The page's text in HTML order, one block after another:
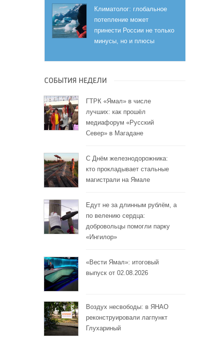
Климатолог: глобальное
потепление может
принести России не только
минусы, но и плюсы
СОБЫТИЯ НЕДЕЛИ
ГТРК «Ямал» в числе
лучших: как прошёл
медиафорум «Русский
Север» в Магадане
С Днём железнодорожника:
кто прокладывает стальные
магистрали на Ямале
Едут не за длинным рублём, а
по велению сердца:
добровольцы помогли парку
«Ингилор»
«Вести Ямал»: итоговый
выпуск от 02.08.2026
Воздух несвободы: в ЯНАО
реконструировали лагпункт
Глухариный